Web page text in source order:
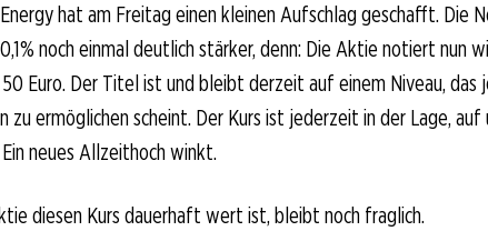
hat am Freitag einen kleinen Aufschlag geschafft. Die
noch einmal deutlich stärker, denn: Die Aktie notiert nun
Euro. Der Titel ist und bleibt derzeit auf einem Niveau, das
zu ermöglichen scheint. Der Kurs ist jederzeit in der Lage,
neues Allzeithoch winkt.
diesen Kurs dauerhaft wert ist, bleibt noch fraglich.